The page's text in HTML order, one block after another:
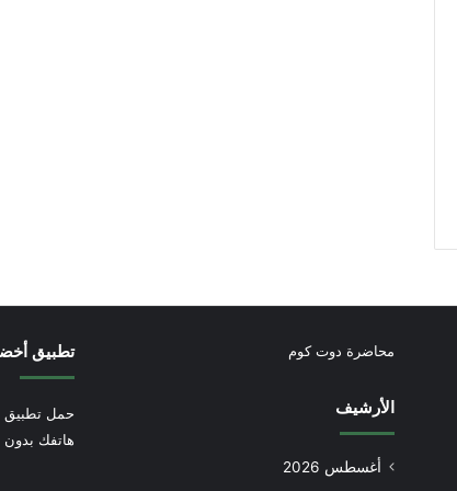
محاضرة دوت كوم
الأرشيف
أغسطس 2026
تطبيق
حمل تطبيق
هاتفك بدون